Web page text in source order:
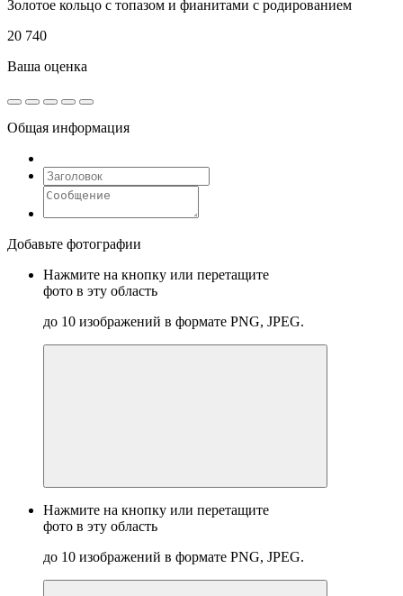
Золотое кольцо с топазом и фианитами с родированием
20 740
Ваша оценка
Общая информация
Добавьте фотографии
Нажмите на кнопку или перетащите
фото в эту область
до 10 изображений в формате PNG, JPEG.
Нажмите на кнопку или перетащите
фото в эту область
до 10 изображений в формате PNG, JPEG.